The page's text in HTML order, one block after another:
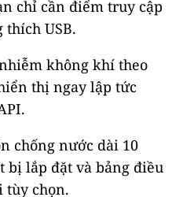
chỉ cần điểm truy cập
USB.
không khí theo
thị ngay lập tức
chống nước dài 10
bị lắp đặt và bảng điều
chọn.